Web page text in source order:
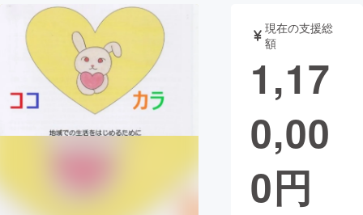
アート・写真 音楽
テクノロジー・ガジェット ゲーム・サ
映像・映画
まちづくり・地域活性化
現在の支援総
額
1,17
0,00
0円